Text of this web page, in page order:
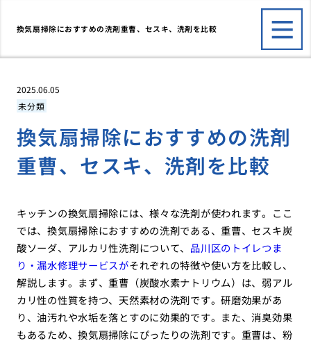
換気扇掃除におすすめの洗剤重曹、セスキ、洗剤を比較
2025.06.05
未分類
換気扇掃除におすすめの洗剤
重曹、セスキ、洗剤を比較
キッチンの換気扇掃除には、様々な洗剤が使われます。ここ
では、換気扇掃除におすすめの洗剤である、重曹、セスキ炭
酸ソーダ、アルカリ性洗剤について、 品川区のトイレつま
り・漏水修理サービスがそれぞれの特徴や使い方を比較し、
解説します。まず、重曹（炭酸水素ナトリウム）は、弱アル
カリ性の性質を持つ、天然素材の洗剤です。研磨効果があ
り、油汚れや水垢を落とすのに効果的です。また、消臭効果
もあるため、換気扇掃除にぴったりの洗剤です。重曹は、粉